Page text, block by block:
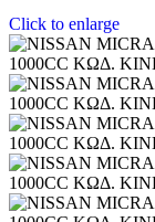
Click to enlarge